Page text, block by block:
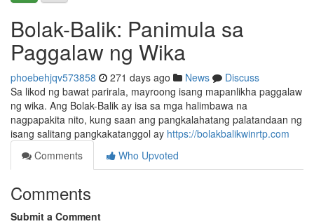
Bolak-Balik: Panimula sa
Paggalaw ng Wika
phoebehjqv573858 271 days ago News
Discuss
Sa likod ng bawat parirala, mayroong isang mapanlikha paggalaw
ng wika. Ang Bolak-Balik ay isa sa mga halimbawa na
nagpapakita nito, kung saan ang pangkalahatang palatandaan ng
isang salitang pangkakatanggol ay https://bolakbalikwinrtp.com
Comments
Who Upvoted
Comments
Submit a Comment